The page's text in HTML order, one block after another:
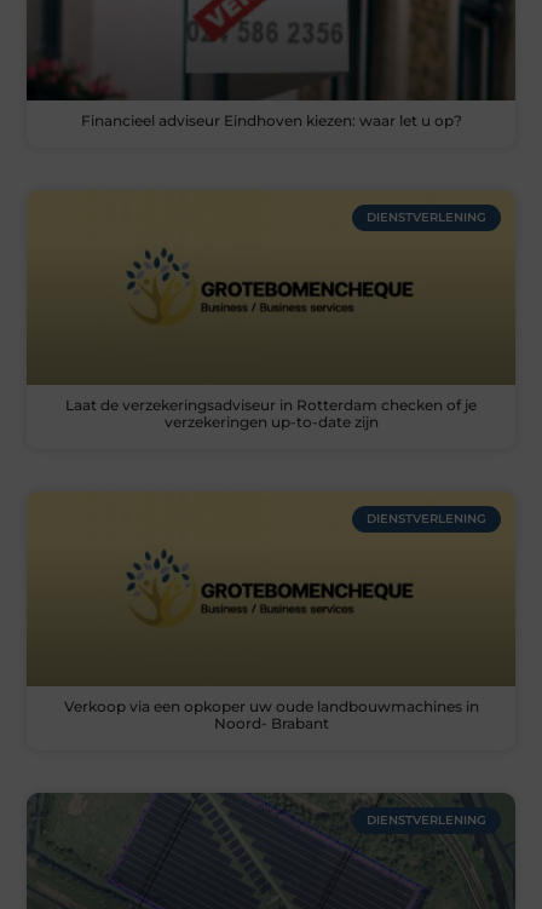
Financieel adviseur Eindhoven kiezen: waar let u op?
DIENSTVERLENING
Laat de verzekeringsadviseur in Rotterdam checken of je
verzekeringen up-to-date zijn
DIENSTVERLENING
Verkoop via een opkoper uw oude landbouwmachines in
Noord- Brabant
DIENSTVERLENING